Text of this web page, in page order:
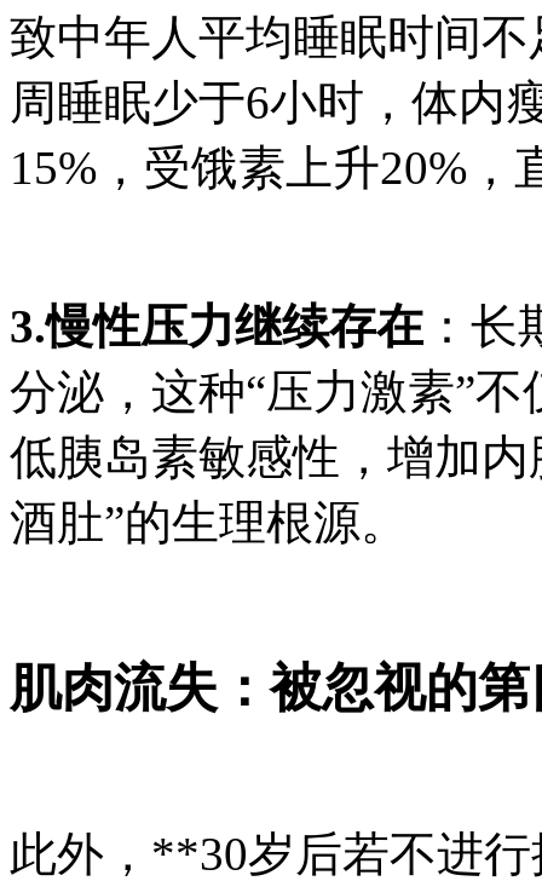
致中年人平均睡眠时间
周睡眠少于6小时，体内
15%，受饿素上升20%，
3.慢性压力继续存在：长
分泌，这种“压力激素”
低胰岛素敏感性，增加
酒肚”的生理根源。
肌肉流失：被忽视的
此外，**30岁后若不进